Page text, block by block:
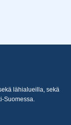
lähialueilla, sekä
Suomessa.